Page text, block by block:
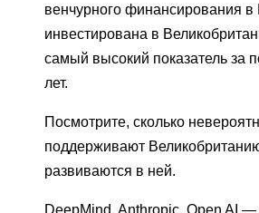
венчурного финансирования
инвестирована в
самый высокий показатель за
лет.
Посмотрите, сколько
поддерживают
развиваются в ней.
DeepMind, Anthropic, Open AI —